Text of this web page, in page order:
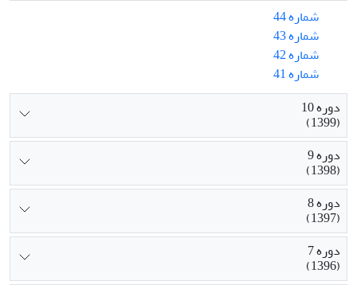
شماره 44
شماره 43
شماره 42
شماره 41
دوره 10
(1399)
دوره 9
(1398)
دوره 8
(1397)
دوره 7
(1396)